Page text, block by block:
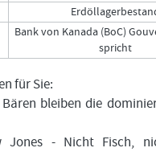
Bank von Kanada (BoC)
spricht
für Sie:
bleiben die
Jones - Nicht Fisch,